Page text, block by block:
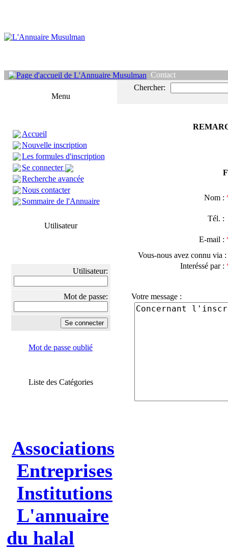
Contact
Menu
Accueil
Nouvelle inscription
Les formules d'inscription
Se connecter
Recherche avancée
Nous contacter
Sommaire de l'Annuaire
Utilisateur
Utilisateur:
Mot de passe:
Mot de passe oublié
Liste des Catégories
Associations
Entreprises
Institutions
L'annuaire
du halal
Chercher:
Nom :
Tél.
E-mail :
Vous-nous avez connu via
Interéssé par :
Votre message :